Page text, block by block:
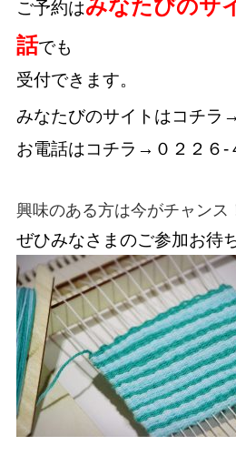
ご予約はみなたびのサ
話でも
受付できます。
みなたびのサイトはコチラ→
お電話はコチラ→０２２６-
興味のある方は今がチャンス
ぜひみなさまのご参加お待